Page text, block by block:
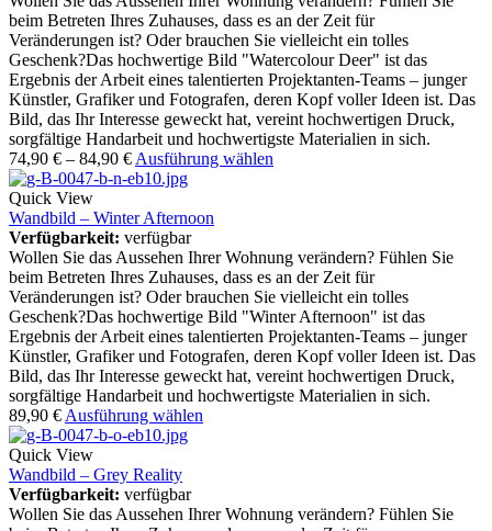
beim Betreten Ihres Zuhauses, dass es an der Zeit für
Veränderungen ist? Oder brauchen Sie vielleicht ein tolles
Geschenk?Das hochwertige Bild "Watercolour Deer" ist das
Ergebnis der Arbeit eines talentierten Projektanten-Teams – junger
Künstler, Grafiker und Fotografen, deren Kopf voller Ideen ist. Das
Bild, das Ihr Interesse geweckt hat, vereint hochwertigen Druck,
sorgfältige Handarbeit und hochwertigste Materialien in sich.
74,90 € – 84,90 € Ausführung wählen
Quick View
Wandbild – Winter Afternoon
Verfügbarkeit: verfügbar
Wollen Sie das Aussehen Ihrer Wohnung verändern? Fühlen Sie
beim Betreten Ihres Zuhauses, dass es an der Zeit für
Veränderungen ist? Oder brauchen Sie vielleicht ein tolles
Geschenk?Das hochwertige Bild "Winter Afternoon" ist das
Ergebnis der Arbeit eines talentierten Projektanten-Teams – junger
Künstler, Grafiker und Fotografen, deren Kopf voller Ideen ist. Das
Bild, das Ihr Interesse geweckt hat, vereint hochwertigen Druck,
sorgfältige Handarbeit und hochwertigste Materialien in sich.
89,90 € Ausführung wählen
Quick View
Wandbild – Grey Reality
Verfügbarkeit: verfügbar
Wollen Sie das Aussehen Ihrer Wohnung verändern? Fühlen Sie